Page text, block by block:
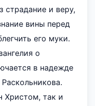
страдание и веру,
вины перед
его муки.
о
в надежде
Христом, так и